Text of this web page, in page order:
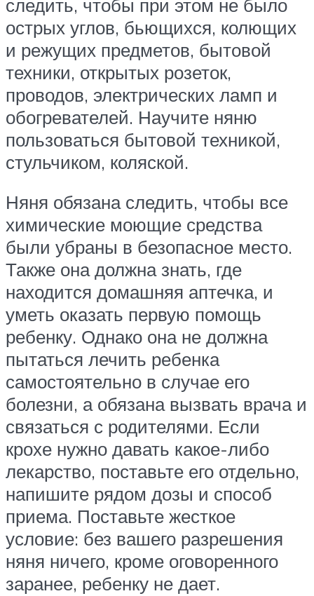
следить, чтобы при этом не было
острых углов, бьющихся, колющих
и режущих предметов, бытовой
техники, открытых розеток,
проводов, электрических ламп и
обогревателей. Научите няню
пользоваться бытовой техникой,
стульчиком, коляской.
Няня обязана следить, чтобы все
химические моющие средства
были убраны в безопасное место.
Также она должна знать, где
находится домашняя аптечка, и
уметь оказать первую помощь
ребенку. Однако она не должна
пытаться лечить ребенка
самостоятельно в случае его
болезни, а обязана вызвать врача и
связаться с родителями. Если
крохе нужно давать какое-либо
лекарство, поставьте его отдельно,
напишите рядом дозы и способ
приема. Поставьте жесткое
условие: без вашего разрешения
няня ничего, кроме оговоренного
заранее, ребенку не дает.